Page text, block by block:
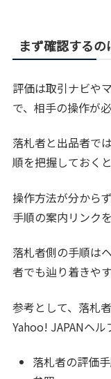
まず確認する
評価は取引ナビや
で、相手の操作が必
落札者と出品者で
順を把握しておく
操作方法が分から
手順の案内リンク
落札者側の手順は
者でも辿り着きやす
参考として、落札
Yahoo! JAPANヘル
落札者の評価